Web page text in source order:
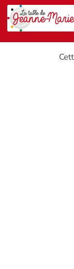
Aller au contenu